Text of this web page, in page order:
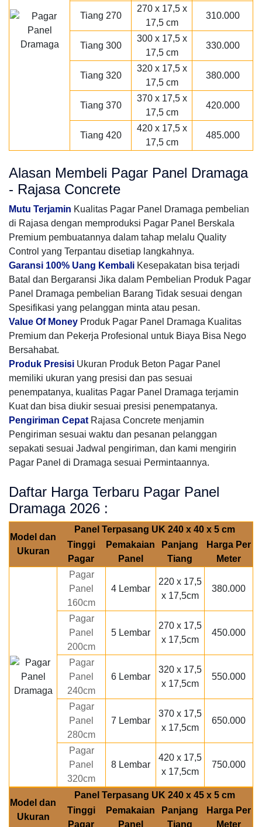
Tiang 270
270 x 17,5 x
17,5 cm
310.000
Tiang 300
300 x 17,5 x
17,5 cm
330.000
Tiang 320
320 x 17,5 x
17,5 cm
380.000
Tiang 370
370 x 17,5 x
17,5 cm
420.000
Tiang 420
420 x 17,5 x
17,5 cm
485.000
Alasan Membeli Pagar Panel Dramaga
- Rajasa Concrete
Mutu Terjamin Kualitas Pagar Panel Dramaga pembelian
di Rajasa dengan memproduksi Pagar Panel Berskala
Premium pembuatannya dalam tahap melalu Quality
Control yang Terpantau disetiap langkahnya.
Garansi 100% Uang Kembali Kesepakatan bisa terjadi
Batal dan Bergaransi Jika dalam Pembelian Produk Pagar
Panel Dramaga pembelian Barang Tidak sesuai dengan
Spesifikasi yang pelanggan minta atau pesan.
Value Of Money Produk Pagar Panel Dramaga Kualitas
Premium dan Pekerja Profesional untuk Biaya Bisa Nego
Bersahabat.
Produk Presisi Ukuran Produk Beton Pagar Panel
memiliki ukuran yang presisi dan pas sesuai
penempatanya, kualitas Pagar Panel Dramaga terjamin
Kuat dan bisa diukir sesuai presisi penempatanya.
Pengiriman Cepat Rajasa Concrete menjamin
Pengiriman sesuai waktu dan pesanan pelanggan
sepakati sesuai Jadwal pengiriman, dan kami mengirin
Pagar Panel di Dramaga sesuai Permintaannya.
Daftar Harga Terbaru Pagar Panel
Dramaga 2026 :
Model dan
Ukuran
Panel Terpasang UK 240 x 40 x 5 cm
Tinggi
Pagar
Pemakaian
Panel
Panjang
Tiang
Harga Per
Meter
Pagar
Panel
160cm
4 Lembar
220 x 17,5
x 17,5cm
380.000
Pagar
Panel
200cm
5 Lembar
270 x 17,5
x 17,5cm
450.000
Pagar
Panel
240cm
6 Lembar
320 x 17,5
x 17,5cm
550.000
Pagar
Panel
280cm
7 Lembar
370 x 17,5
x 17,5cm
650.000
Pagar
Panel
320cm
8 Lembar
420 x 17,5
x 17,5cm
750.000
Model dan
Ukuran
Panel Terpasang UK 240 x 45 x 5 cm
Tinggi
Pagar
Pemakaian
Panel
Panjang
Tiang
Harga Per
Meter